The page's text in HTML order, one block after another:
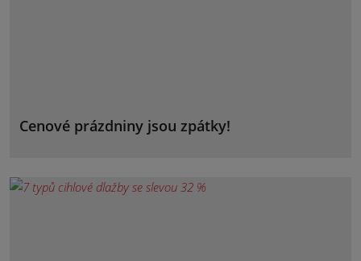
Cenové prázdniny jsou zpátky!